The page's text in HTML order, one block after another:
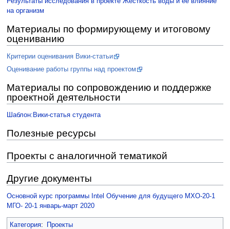
на организм
Материалы по формирующему и итоговому
оцениванию
Критерии оценивания Вики-статьи
Оценивание работы группы над проектом
Материалы по сопровождению и поддержке
проектной деятельности
Шаблон:Вики-статья студента
Полезные ресурсы
Проекты с аналогичной тематикой
Другие документы
Основной курс программы Intel Обучение для будущего МХО-20-1
МГО- 20-1 январь-март 2020
Категория: Проекты